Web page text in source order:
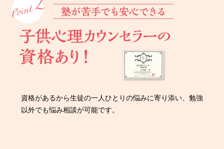
資格があるから生徒の一人ひとりの悩みに寄り添い、勉強
以外でも悩み相談が可能です。